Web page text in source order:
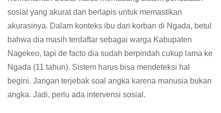
sosial yang akurat dan berlapis untuk memastikan
akurasinya. Dalam konteks ibu dari korban di Ngada, betul
bahwa dia masih terdaftar sebagai warga Kabupaten
Nagekeo, tapi de facto dia sudah berpindah cukup lama ke
Ngada (11 tahun). Sistem harus bisa mendeteksi hal
begini. Jangan terjebak soal angka karena manusia bukan
angka. Jadi, perlu ada intervensi sosial.